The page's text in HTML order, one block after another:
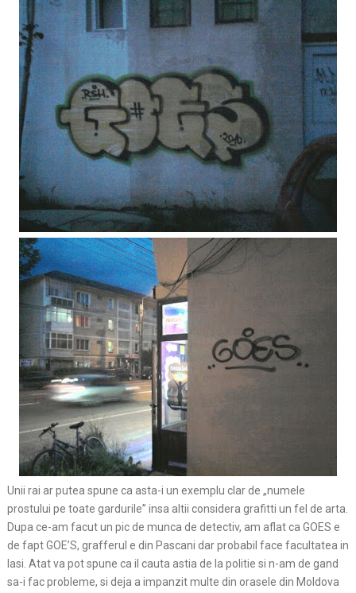
Unii rai ar putea spune ca asta-i un exemplu clar de „numele
prostului pe toate gardurile” insa altii considera grafitti un fel de arta.
Dupa ce-am facut un pic de munca de detectiv, am aflat ca GOES e
de fapt GOE’S, grafferul e din Pascani dar probabil face facultatea in
Iasi. Atat va pot spune ca il cauta astia de la politie si n-am de gand
sa-i fac probleme, si deja a impanzit multe din orasele din Moldova